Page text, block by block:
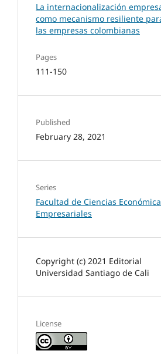
La internacionalización
como mecanismo resiliente
las empresas colombianas
Pages
111-150
Published
February 28, 2021
Series
Facultad de Ciencias
Empresariales
Copyright (c) 2021 Editorial
Universidad Santiago de Cali
License